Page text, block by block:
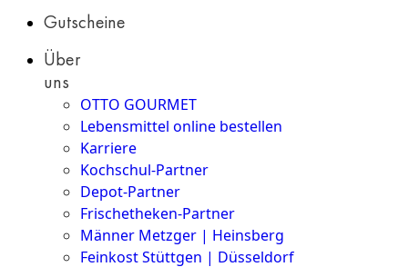
Gutscheine
Über
uns
OTTO GOURMET
Lebensmittel online bestellen
Karriere
Kochschul-Partner
Depot-Partner
Frischetheken-Partner
Männer Metzger | Heinsberg
Feinkost Stüttgen | Düsseldorf